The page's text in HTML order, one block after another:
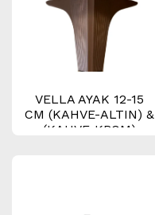
VELLA AYAK 12-15
CM (KAHVE-ALTIN) &
(KAHVE-KROM)